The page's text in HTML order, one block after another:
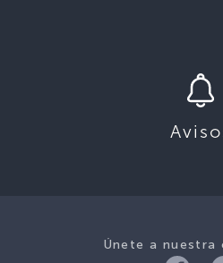
Únete a nuestra